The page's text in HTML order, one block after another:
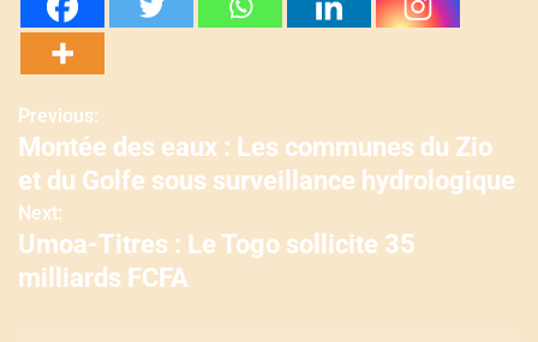
N
a
v
i
Previous:
Montée des eaux : Les communes du Zio
et du Golfe sous surveillance hydrologique
Next:
Umoa-Titres : Le Togo sollicite 35
milliards FCFA